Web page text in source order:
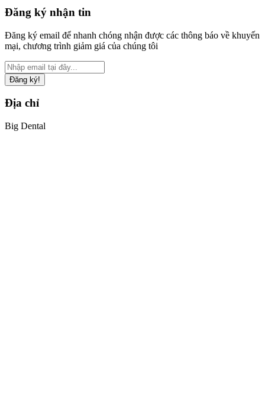
Đăng ký nhận tin
Đăng ký email để nhanh chóng nhận được các thông báo về khuyến
mại, chương trình giảm giá của chúng tôi
Đăng ký!
Địa chỉ
Big Dental